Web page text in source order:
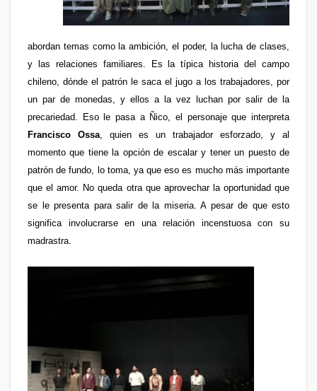
abordan temas como la ambición, el poder, la lucha de clases,
y las relaciones familiares. Es la típica historia del campo
chileno, dónde el patrón le saca el jugo a los trabajadores, por
un par de monedas, y ellos a la vez luchan por salir de la
precariedad. Eso le pasa a Ñico, el personaje que interpreta
Francisco Ossa , quien es un trabajador esforzado, y al
momento que tiene la opción de escalar y tener un puesto de
patrón de fundo, lo toma, ya que eso es mucho más importante
que el amor. No queda otra que aprovechar la oportunidad que
se le presenta para salir de la miseria. A pesar de que esto
significa involucrarse en una relación incenstuosa con su
madrastra.